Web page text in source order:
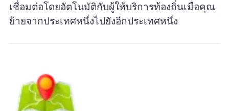
เชื่อมต่อโดยอัตโนมัติกับผู้ให้บริการท้องถิ่นเมื่อคุณ
ย้ายจากประเทศหนึ่งไปยังอีกประเทศหนึ่ง